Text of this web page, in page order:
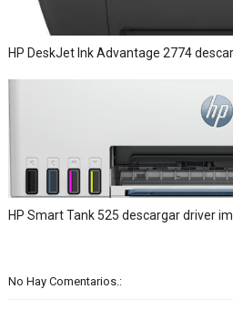
HP DeskJet Ink Advantage 2774
HP Smart Tank 525 descargar driver
No Hay Comentarios.: